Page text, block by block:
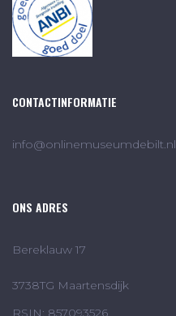
CONTACTINFORMATIE
info@onlinemuseumdebilt.nl
ONS ADRES
Bereklauw 17
3738TG Maartensdijk
RSIN: 857093526